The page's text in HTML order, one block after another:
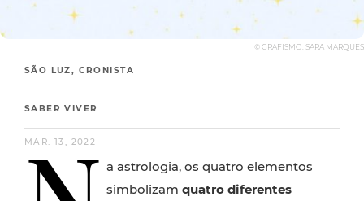
© GRAFISMO: SARA MARQUES
SÃO LUZ, CRONISTA
SABER VIVER
MAR. 13, 2022
a astrologia, os quatro elementos
simbolizam quatro diferentes